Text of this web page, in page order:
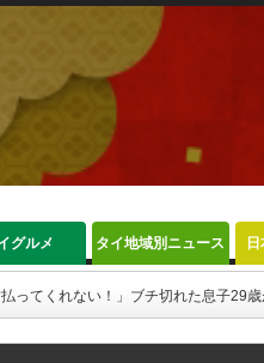
グルメ タイ地域別ニュース
払ってくれない！」ブチ切れた息子29